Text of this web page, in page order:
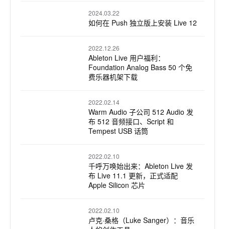
2024.03.22
如何在 Push 独立版上安装 Live 12
2022.12.26
Ableton Live 用户福利：
Foundation Analog Bass 50 个免
费乐器机架下载
2022.02.14
Warm Audio 子公司 512 Audio 发
布 512 音频接口、Script 和
Tempest USB 话筒
2022.02.10
千呼万唤始出来：Ableton Live 发
布 Live 11.1 更新，正式适配
Apple Silicon 芯片
2022.02.10
卢克·桑格（Luke Sanger）：音乐